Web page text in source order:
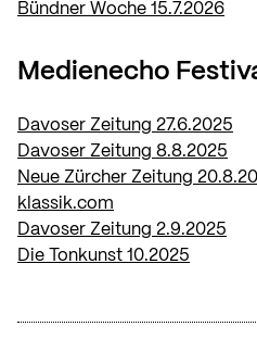
Bündner Woche 15.7.2026
Medienecho
Davoser Zeitung 27.6.2025
Davoser Zeitung 8.8.2025
Neue Zürcher Zeitung
klassik.com
Davoser Zeitung 2.9.2025
Die Tonkunst 10.2025